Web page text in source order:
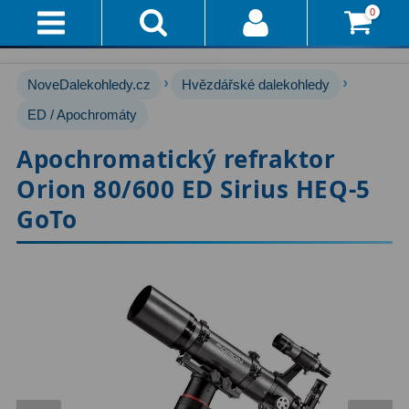
0
Přihlášení
Affiliate
Průvodce
Doručení
A
Platba
Do
Akce!
Hvězdářské dalekohledy
Pro začátečníky67
Pro děti 30
Čočkové
NoveDalekohledy.cz › Hvězdářské dalekohledy ›
ED / Apochromáty
Apochromatický refraktor
Orion 80/600 ED Sirius HEQ-5
GoTo